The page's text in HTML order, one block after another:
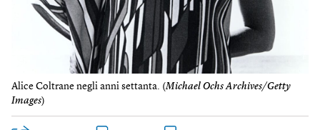
Alice Coltrane negli anni settanta. (Michael Ochs Archives/Getty
Images)